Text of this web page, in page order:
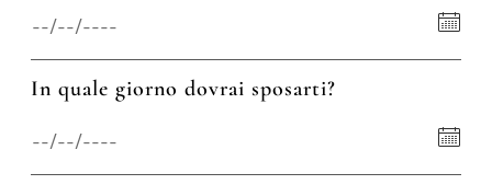
In quale giorno dovrai sposarti?